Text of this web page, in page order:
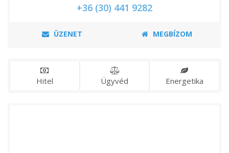
+36 (30) 441 9282
ÜZENET MEGBÍZOM
Hitel Ügyvéd Energetika